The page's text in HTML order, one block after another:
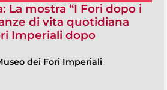
La mostra “I Fori dopo i
di vita quotidiana
Imperiali dopo
dei Fori Imperiali